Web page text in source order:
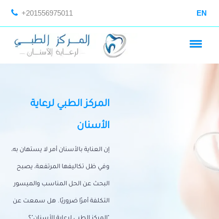
+201556975011 EN
المركز الطبي لرعاية
الأسنان
إن العناية بالأسنان أمر لا يستهان به،
وفي ظل تكاليفها المرتفعة، يصبح
البحث عن الحل المناسب والميسور
التكلفة أمرًا ضروريًا. هل سمعت عن